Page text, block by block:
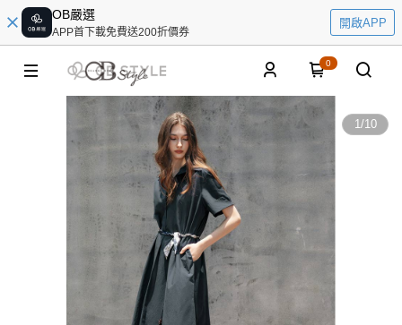
OB嚴選
APP首下載免費送200折價券
開啟APP
0
1/10